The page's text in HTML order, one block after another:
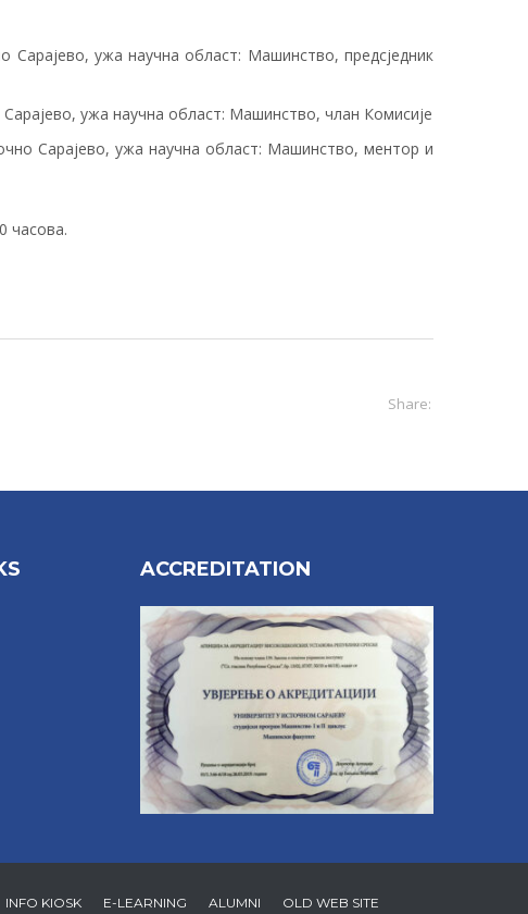
ужа научна област: Машинство, предсједник
ужа научна област: Машинство, члан Комисије
Сарајево, ужа научна област: Машинство, ментор и
часова.
Share:
ACCREDITATION
INFO KIOSK E-LEARNING ALUMNI OLD WEB SITE